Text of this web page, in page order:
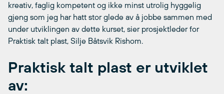
kreativ, faglig kompetent og ikke minst utrolig hyggelig
gjeng som jeg har hatt stor glede av å jobbe sammen med
under utviklingen av dette kurset, sier prosjektleder for
Praktisk talt plast, Silje Båtsvik Rishom.
Praktisk talt plast er utviklet
av: